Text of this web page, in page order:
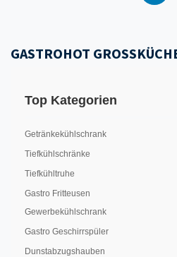
GASTROHOT
Top Kategorien
Getränkekühlschrank
Tiefkühlschränke
Tiefkühltruhe
Gastro Fritteusen
Gewerbekühlschrank
Gastro Geschirrspüler
Dunstabzugshauben